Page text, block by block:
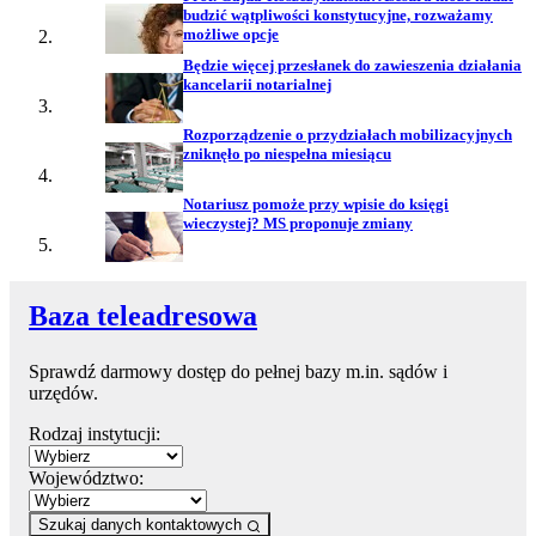
budzić wątpliwości konstytucyjne, rozważamy
możliwe opcje
Będzie więcej przesłanek do zawieszenia działania
kancelarii notarialnej
Rozporządzenie o przydziałach mobilizacyjnych
zniknęło po niespełna miesiącu
Notariusz pomoże przy wpisie do księgi
wieczystej? MS proponuje zmiany
Baza teleadresowa
Sprawdź darmowy dostęp do pełnej bazy m.in. sądów i
urzędów.
Rodzaj instytucji:
Województwo:
Szukaj danych kontaktowych